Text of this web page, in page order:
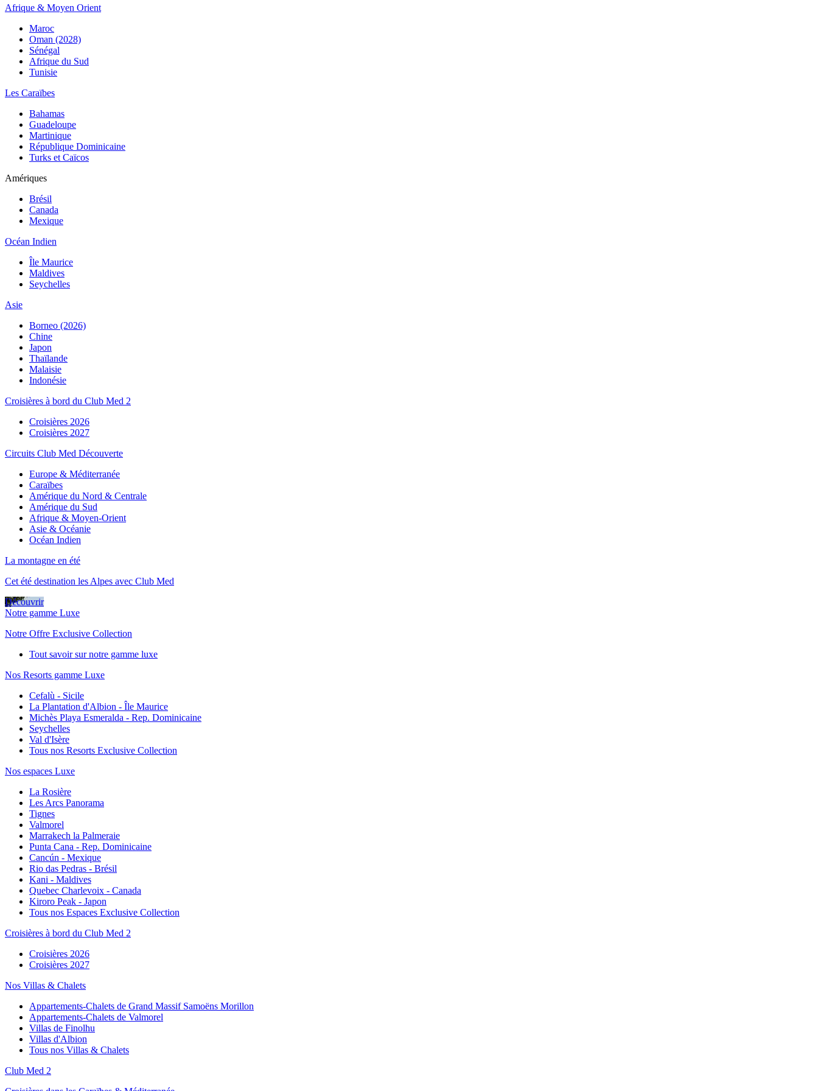
Afrique & Moyen Orient
Maroc
Oman (2028)
Sénégal
Afrique du Sud
Tunisie
Les Caraïbes
Bahamas
Guadeloupe
Martinique
République Dominicaine
Turks et Caïcos
Amériques
Brésil
Canada
Mexique
Océan Indien
Île Maurice
Maldives
Seychelles
Asie
Borneo (2026)
Chine
Japon
Thaïlande
Malaisie
Indonésie
Croisières à bord du Club Med 2
Croisières 2026
Croisières 2027
Circuits Club Med Découverte
Europe & Méditerranée
Caraïbes
Amérique du Nord & Centrale
Amérique du Sud
Afrique & Moyen-Orient
Asie & Océanie
Océan Indien
La montagne en été
Cet été destination les Alpes avec Club Med
Découvrir
Notre gamme Luxe
Notre Offre Exclusive Collection
Tout savoir sur notre gamme luxe
Nos Resorts gamme Luxe
Cefalù - Sicile
La Plantation d'Albion - Île Maurice
Michès Playa Esmeralda - Rep. Dominicaine
Seychelles
Val d'Isère
Tous nos Resorts Exclusive Collection
Nos espaces Luxe
La Rosière
Les Arcs Panorama
Tignes
Valmorel
Marrakech la Palmeraie
Punta Cana - Rep. Dominicaine
Cancún - Mexique
Rio das Pedras - Brésil
Kani - Maldives
Quebec Charlevoix - Canada
Kiroro Peak - Japon
Tous nos Espaces Exclusive Collection
Croisières à bord du Club Med 2
Croisières 2026
Croisières 2027
Nos Villas & Chalets
Appartements-Chalets de Grand Massif Samoëns Morillon
Appartements-Chalets de Valmorel
Villas de Finolhu
Villas d'Albion
Tous nos Villas & Chalets
Club Med 2